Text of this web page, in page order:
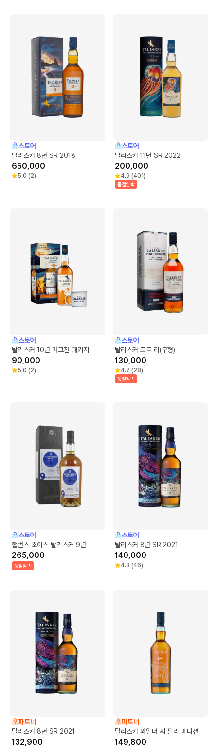
스토어
탈리스커 8년 SR 2018
650,000
5.0 (2)
스토어
탈리스커 11년 SR 2022
200,000
4.9 (401)
품절임박
스토어
탈리스커 10년 머그잔 패키지
90,000
5.0 (2)
스토어
탈리스커 포트 리(구형)
130,000
4.7 (28)
품절임박
스토어
햅번스 초이스 탈리스커 9년
265,000
품절임박
스토어
탈리스커 8년 SR 2021
140,000
4.8 (46)
파트너
탈리스커 8년 SR 2021
132,900
파트너
탈리스커 와일더 씨 팔리 에디션
149,800